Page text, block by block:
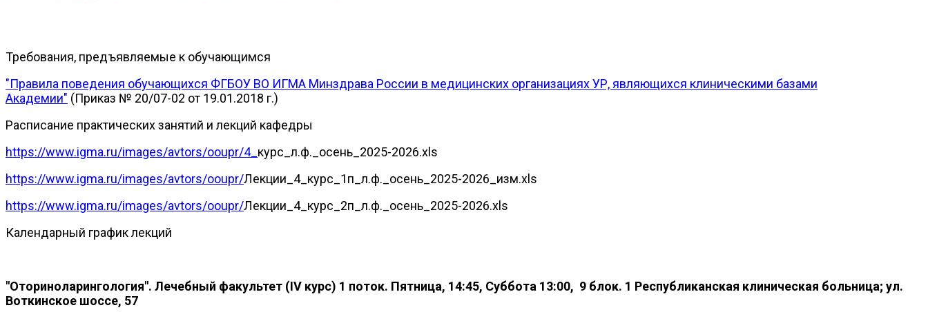
Требования, предъявляемые к обучающимся
"Правила поведения обучающихся ФГБОУ ВО ИГМА Минздрава России в медицинских организациях УР, являющихся клиническими базами
Академии" (Приказ № 20/07-02 от 19.01.2018 г.)
Расписание практических занятий и лекций кафедры
https://www.igma.ru/images/avtors/ooupr/4_ курс_л.ф._осень_2025-2026.xls
https://www.igma.ru/images/avtors/ooupr/Лекции_4_курс_1п_л.ф._осень_2025-2026_изм.xls
https://www.igma.ru/images/avtors/ooupr/Лекции_4_курс_2п_л.ф._осень_2025-2026.xls
Календарный график лекций
"Оториноларингология". Лечебный факультет (IV курс) 1 поток. Пятница, 14:45, Суббота 13:00, 9 блок. 1 Республиканская клиническая больница; ул.
Воткинское шоссе, 57